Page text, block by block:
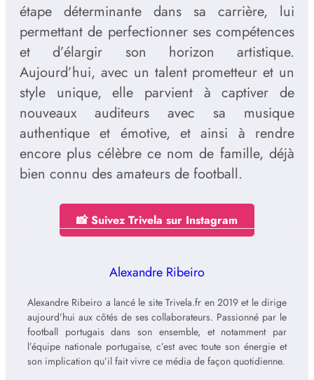
étape déterminante dans sa carrière, lui
permettant de perfectionner ses compétences
et d’élargir son horizon artistique.
Aujourd’hui, avec un talent prometteur et un
style unique, elle parvient à captiver de
nouveaux auditeurs avec sa musique
authentique et émotive, et ainsi à rendre
encore plus célèbre ce nom de famille, déjà
bien connu des amateurs de football.
📸 Suivez Trivela sur Instagram
Alexandre Ribeiro
Alexandre Ribeiro a lancé le site Trivela.fr en 2019 et le dirige
aujourd’hui aux côtés de ses collaborateurs. Passionné par le
football portugais dans son ensemble, et notamment par
l’équipe nationale portugaise, c’est avec toute son énergie et
son implication qu’il fait vivre ce média de façon quotidienne.